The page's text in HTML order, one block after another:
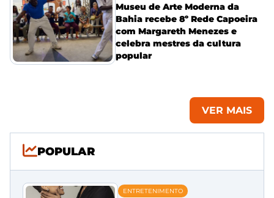
Museu de Arte Moderna da
Bahia recebe 8º Rede Capoeira
com Margareth Menezes e
celebra mestres da cultura
popular
VER MAIS
POPULAR
ENTRETENIMENTO